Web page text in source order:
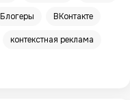
Блогеры ВКонтакте
контекстная реклама